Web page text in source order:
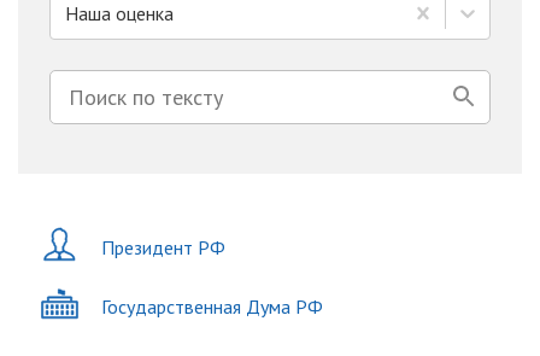
Наша оценка
Президент РФ
Государственная Дума РФ